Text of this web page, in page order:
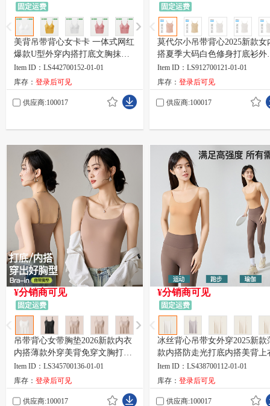
固定运费
美背吊带背心女卡卡 一体式网红
爆款U型外穿内搭打底文胸抹胸
内衣
Item ID：LS442700152-01-01
库存： 登录后可见
供应商:100017
固定运费
莫代尔小吊带背心2025新款女
搭夏季大码白色修身打底衫外
上衣
Item ID：LS912700121-01-01
库存： 登录后可见
供应商:100017
¥分销商可见
固定运费
吊带背心女带胸垫2026新款内衣
内搭薄款外穿美背免穿文胸打底
上衣
Item ID：LS345700136-01-01
库存： 登录后可见
供应商:100017
¥分销商可见
固定运费
冰丝背心吊带女外穿2025新款
款内搭防走光打底内搭美背上
Item ID：LS438700112-01-01
库存： 登录后可见
供应商:100017